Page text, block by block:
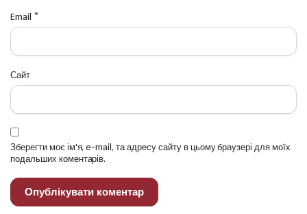
Email *
Сайт
Зберегти моє ім'я, e-mail, та адресу сайту в цьому браузері для моїх
подальших коментарів.